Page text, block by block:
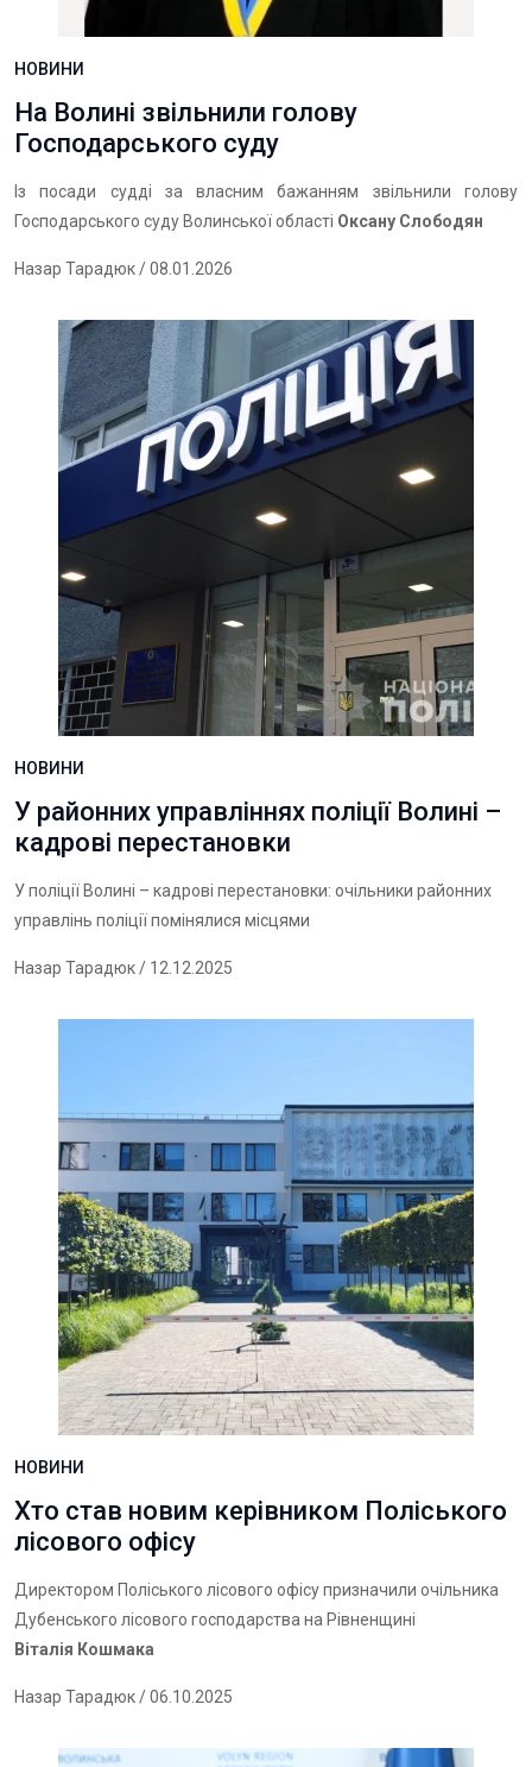
НОВИНИ
На Волині звільнили голову
Господарського суду
Із посади судді за власним бажанням звільнили голову
Господарського суду Волинської області Оксану Слободян
Назар Тарадюк/ 08.01.2026
НОВИНИ
У районних управліннях поліції Волині –
кадрові перестановки
У поліції Волині – кадрові перестановки: очільники районних
управлінь поліції помінялися місцями
Назар Тарадюк/ 12.12.2025
НОВИНИ
Хто став новим керівником Поліського
лісового офісу
Директором Поліського лісового офісу призначили очільника
Дубенського лісового господарства на Рівненщині
Віталія Кошмака
Назар Тарадюк/ 06.10.2025